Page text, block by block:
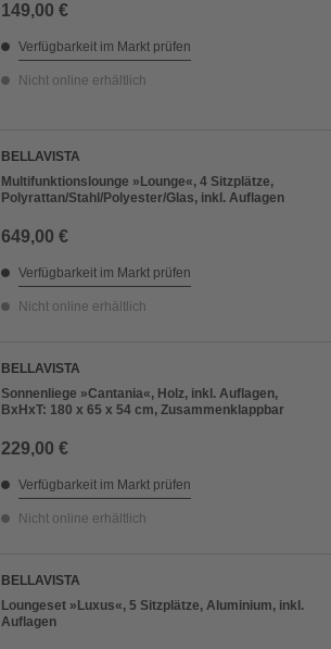
149,00 €
Verfügbarkeit im Markt prüfen
Nicht online erhältlich
BELLAVISTA
Multifunktionslounge »Lounge«, 4 Sitzplätze,
Polyrattan/Stahl/Polyester/Glas, inkl. Auflagen
649,00 €
Verfügbarkeit im Markt prüfen
Nicht online erhältlich
BELLAVISTA
Sonnenliege »Cantania«, Holz, inkl. Auflagen,
BxHxT: 180 x 65 x 54 cm, Zusammenklappbar
229,00 €
Verfügbarkeit im Markt prüfen
Nicht online erhältlich
BELLAVISTA
Loungeset »Luxus«, 5 Sitzplätze, Aluminium, inkl.
Auflagen